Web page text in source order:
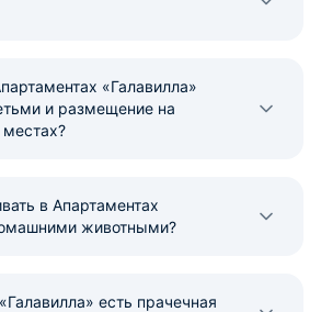
«Галавилла»
и размещение на
в Апартаментах
животными?
есть прачечная